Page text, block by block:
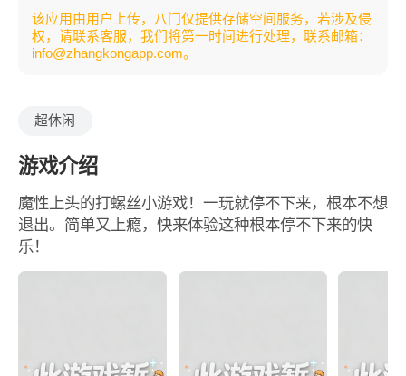
该应用由用户上传，八门仅提供存储空间服务，若涉及侵
权，请联系客服，我们将第一时间进行处理，联系邮箱：
info@zhangkongapp.com。
超休闲
游戏介绍
魔性上头的打螺丝小游戏！一玩就停不下来，根本不想
退出。简单又上瘾，快来体验这种根本停不下来的快
乐！